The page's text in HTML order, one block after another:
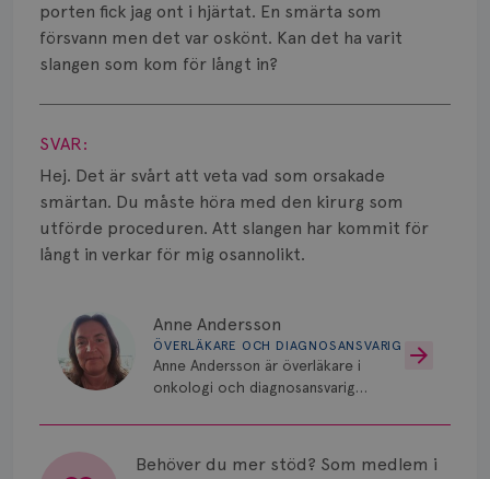
porten fick jag ont i hjärtat. En smärta som
försvann men det var oskönt. Kan det ha varit
slangen som kom för långt in?
Visa svar
SVAR:
Hej. Det är svårt att veta vad som orsakade
smärtan. Du måste höra med den kirurg som
utförde proceduren. Att slangen har kommit för
långt in verkar för mig osannolikt.
Anne Andersson
ÖVERLÄKARE OCH DIAGNOSANSVARIG
Anne Andersson är överläkare i
onkologi och diagnosansvarig
Universitetssjukhus i Umeå.
Behöver du mer stöd? Som medlem i
Knöl
Läkemedel
Smärta
Prognos
Risker
Spridd bröstcancer
Strålning